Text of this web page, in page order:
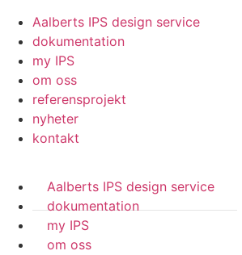
Aalberts IPS design service
dokumentation
my IPS
om oss
referensprojekt
nyheter
kontakt
Aalberts IPS design service
dokumentation
my IPS
om oss